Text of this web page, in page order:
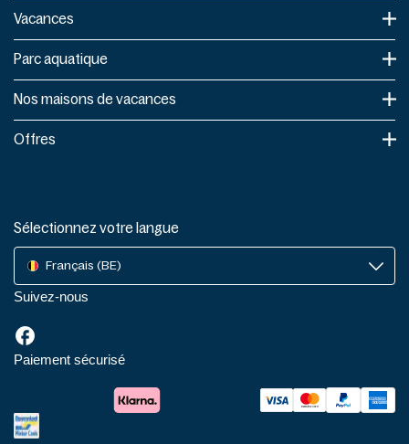
Vacances
Parc aquatique
Nos maisons de vacances
Offres
Sélectionnez votre langue
Français (BE)
Suivez-nous
Paiement sécurisé